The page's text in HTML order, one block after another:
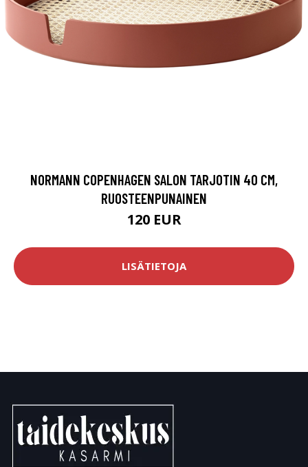
NORMANN COPENHAGEN SALON TARJOTIN 40 CM,
RUOSTEENPUNAINEN
120 EUR
LISÄTIETOJA